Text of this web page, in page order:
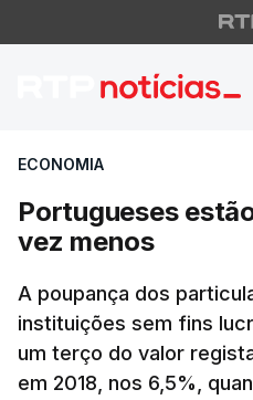
ECONOMIA
Portugueses
vez menos
A poupança dos
instituições sem fins
um terço do valor
em 2018, nos 6,5%,